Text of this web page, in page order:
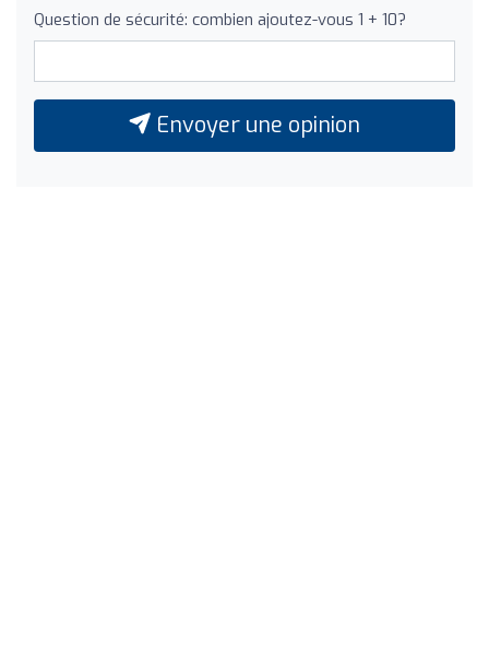
Question de sécurité: combien ajoutez-vous 1 + 10?
Envoyer une opinion